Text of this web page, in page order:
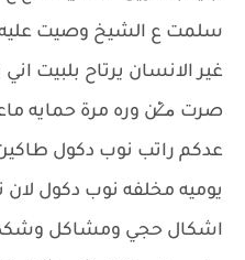
سلمت ع الشيخ وصيت
غير الانسان يرتاح بلبيت
صرت م̷ـــِْن وره مرة حمايه
عدكم راتب نوب دكول
يوميه مخلفه نوب دكول لان
اشكال حجي ومشاكل